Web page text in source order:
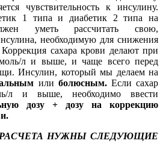
чувствительность к инсулину.
1 типа и диабетик 2 типа на
уметь рассчитать свою,
необходимую для снижения
сахара крови делают при
л и выше, и чаще всего перед
Инсулин, который мы делаем на
или болюсным.Если сахар
л и выше, необходимо ввести
дозу + дозу на коррекцию
НУЖНЫ СЛЕДУЮЩИЕ